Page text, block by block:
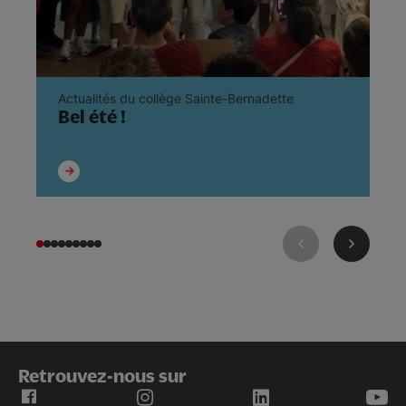
Actualités du collège Sainte-Bernadette
Bel été !
Retrouvez-nous sur